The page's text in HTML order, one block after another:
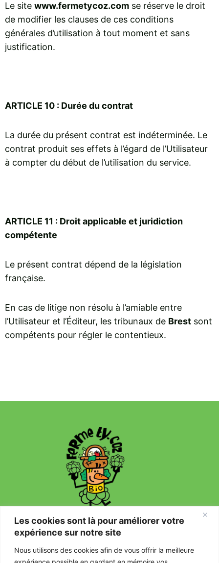
Les cookies sont là pour améliorer votre
expérience sur notre site
Nous utilisons des cookies afin de vous offrir la meilleure
Le site www.fermetycoz.com se réserve le droit
de modifier les clauses de ces conditions
générales d’utilisation à tout moment et sans
justification.
ARTICLE 10 : Durée du contrat
La durée du présent contrat est indéterminée. Le
contrat produit ses effets à l’égard de l’Utilisateur
à compter du début de l’utilisation du service.
ARTICLE 11 : Droit applicable et juridiction
compétente
Le présent contrat dépend de la législation
française.
En cas de litige non résolu à l’amiable entre
l’Utilisateur et l’Éditeur, les tribunaux de Brest sont
compétents pour régler le contentieux.